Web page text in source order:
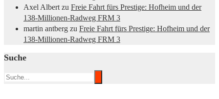
Axel Albert zu Freie Fahrt fürs Prestige: Hofheim und der
138-Millionen-Radweg FRM 3
martin antberg zu Freie Fahrt fürs Prestige: Hofheim und der
138-Millionen-Radweg FRM 3
Suche